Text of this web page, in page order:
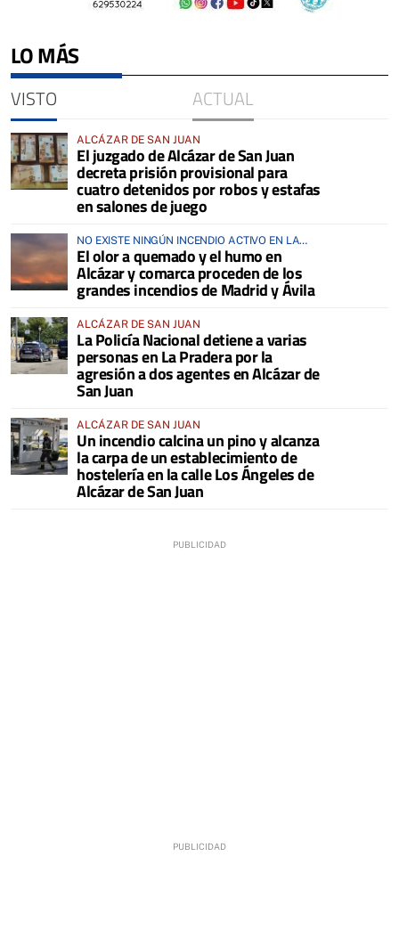
LO MÁS
VISTO ACTUAL
ALCÁZAR DE SAN JUAN
El juzgado de Alcázar de San Juan
decreta prisión provisional para
cuatro detenidos por robos y estafas
en salones de juego
NO EXISTE NINGÚN INCENDIO ACTIVO EN LA
COMARCA
El olor a quemado y el humo en
Alcázar y comarca proceden de los
grandes incendios de Madrid y Ávila
ALCÁZAR DE SAN JUAN
La Policía Nacional detiene a varias
personas en La Pradera por la
agresión a dos agentes en Alcázar de
San Juan
ALCÁZAR DE SAN JUAN
Un incendio calcina un pino y alcanza
la carpa de un establecimiento de
hostelería en la calle Los Ángeles de
Alcázar de San Juan